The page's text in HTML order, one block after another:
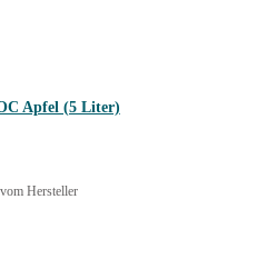
Apfel (5 Liter)
Hersteller